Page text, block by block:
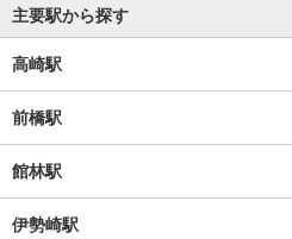
主要駅から探す
高崎駅
前橋駅
館林駅
伊勢崎駅